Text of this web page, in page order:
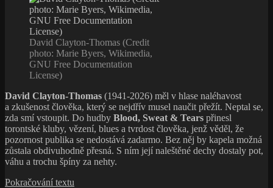
David Clayton-Thomas (Credit
photo: Marie Byers, Wikimedia,
GNU Free Documentation
License)
David Clayton-Thomas (1941-2026) měl v hlase naléhavost
a zkušenost člověka, který se nejdřív musel naučit přežít. Neptal se,
zda smí vstoupit. Do hudby Blood, Sweat & Tears přinesl
torontské kluby, vězení, blues a tvrdost člověka, jenž věděl, že
pozornost publika se nedostává zadarmo. Bez něj by kapela možná
zůstala obdivuhodně přesná. S ním její naleštěné dechy dostaly pot,
váhu a trochu špíny za nehty.
Pokračování textu